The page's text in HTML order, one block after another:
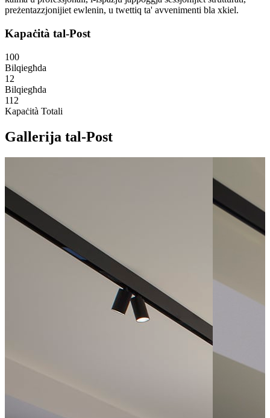
preżentazzjonijiet ewlenin, u twettiq ta' avvenimenti bla xkiel.
Kapaċità tal-Post
100
Bilqiegħda
12
Bilqiegħda
112
Kapaċità Totali
Gallerija tal-Post